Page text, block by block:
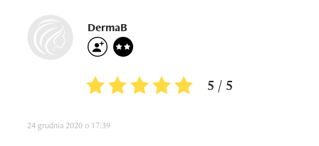
DermaB
5 / 5
24 grudnia 2020 o 17:39